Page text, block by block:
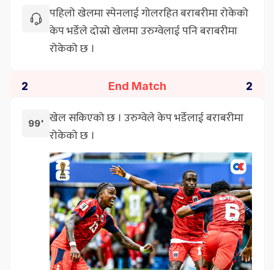
पहिलो खेलमा स्पेनलाई गोलरहित बराबरीमा रोकेको
केप भर्डेले दोस्रो खेलमा उरुग्वेलाई पनि बराबरीमा
रोकेको छ ।
2 End Match 2
99' खेल सकिएको छ । उरुग्वेले केप भर्डेलाई बराबरीमा
रोकेको छ ।